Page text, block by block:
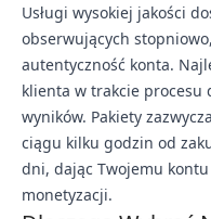
Usługi wysokiej jakości
obserwujących
autentyczność konta.
klienta w trakcie procesu
wyników. Pakiety
ciągu kilku godzin od
dni, dając Twojemu
monetyzacji.